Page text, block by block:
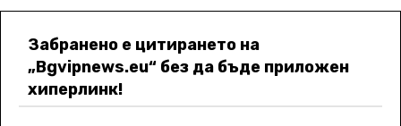
Забранено е цитирането на
„Bgvipnews.eu“ без да бъде приложен
хиперлинк!